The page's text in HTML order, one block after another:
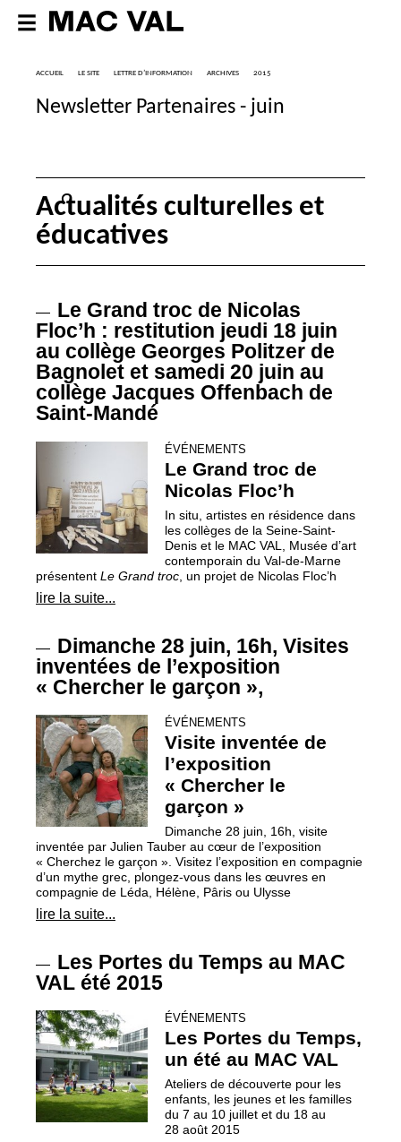
ACCUEIL LE SITE LETTRE D’INFORMATION ARCHIVES 2015
Newsletter Partenaires - juin
Actualités culturelles et
éducatives
— Le Grand troc de Nicolas
Floc’h : restitution jeudi 18 juin
au collège Georges Politzer de
Bagnolet et samedi 20 juin au
collège Jacques Offenbach de
Saint-Mandé
ÉVÉNEMENTS
Le Grand troc de
Nicolas Floc’h
In situ, artistes en résidence dans
les collèges de la Seine-Saint-
Denis et le MAC VAL
, Musée d’art
contemporain du Val-de-Marne
présentent Le Grand troc , un projet de Nicolas Floc’h
lire la suite...
— Dimanche 28 juin, 16h, Visites
inventées de l’exposition
« Chercher le garçon »,
ÉVÉNEMENTS
Visite inventée de
l’exposition
« Chercher le
garçon »
Dimanche 28 juin, 16h, visite
inventée par Julien Tauber au cœur de l’exposition
« Cherchez le garçon ». Visitez l’exposition en compagnie
d’un mythe grec, plongez-vous dans les œuvres en
compagnie de Léda, Hélène, Pâris ou Ulysse
lire la suite...
— Les Portes du Temps au MAC
VAL été 2015
ÉVÉNEMENTS
Les Portes du Temps,
un été au MAC VAL
Ateliers de découverte pour les
enfants, les jeunes et les familles
du 7 au 10 juillet et du 18 au
28 août 2015